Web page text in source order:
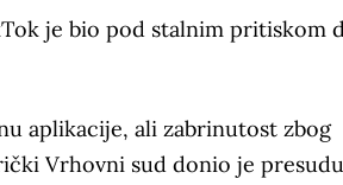
je bio pod stalnim pritiskom
aplikacije, ali zabrinutost zbog
Vrhovni sud donio je